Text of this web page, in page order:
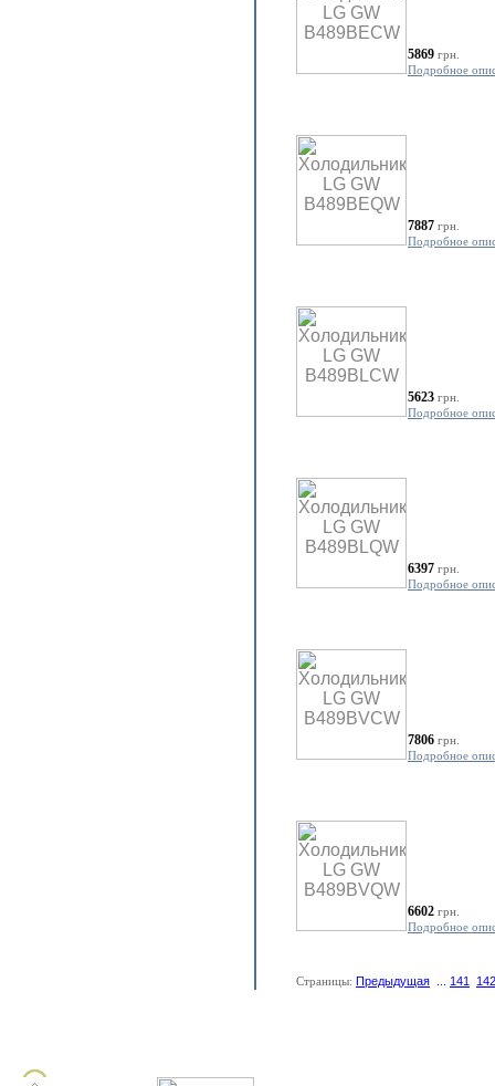
5869 грн.
Подробное
7887 грн.
Подробное
5623 грн.
Подробное
6397 грн.
Подробное
7806 грн.
Подробное
6602 грн.
Подробное
Страницы: Предыдущая 141 142